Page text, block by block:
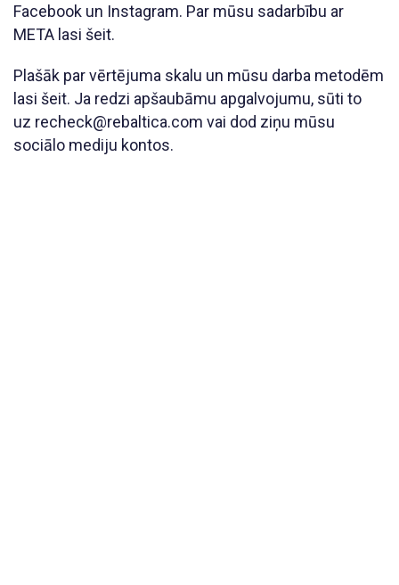
Facebook un Instagram. Par mūsu sadarbību ar
META lasi šeit.
Plašāk par vērtējuma skalu un mūsu darba metodēm
lasi šeit. Ja redzi apšaubāmu apgalvojumu, sūti to
uz recheck@rebaltica.com vai dod ziņu mūsu
sociālo mediju kontos.